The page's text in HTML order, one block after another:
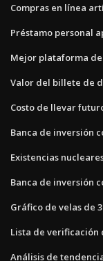
Compras en línea
Préstamo personal
Mejor plataforma
Valor del billete de
Costo de llevar
Banca de inversión
Existencias
Banca de inversión
Gráfico de velas de
Lista de
Análisis de